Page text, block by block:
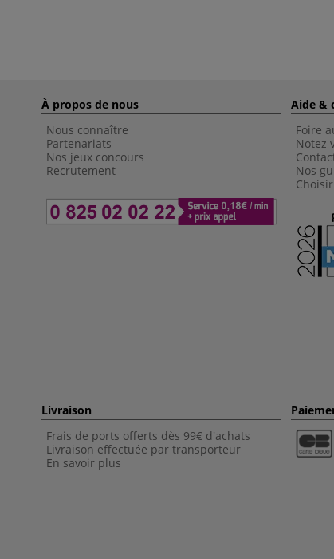
À propos de nous
Nous connaître
Partenariats
Nos jeux concours
Recrutement
Aide &
Foire
Notez
Nos
Livraison
Frais de ports offerts dès 99€ d'achats
Livraison effectuée par transporteur
En savoir plus